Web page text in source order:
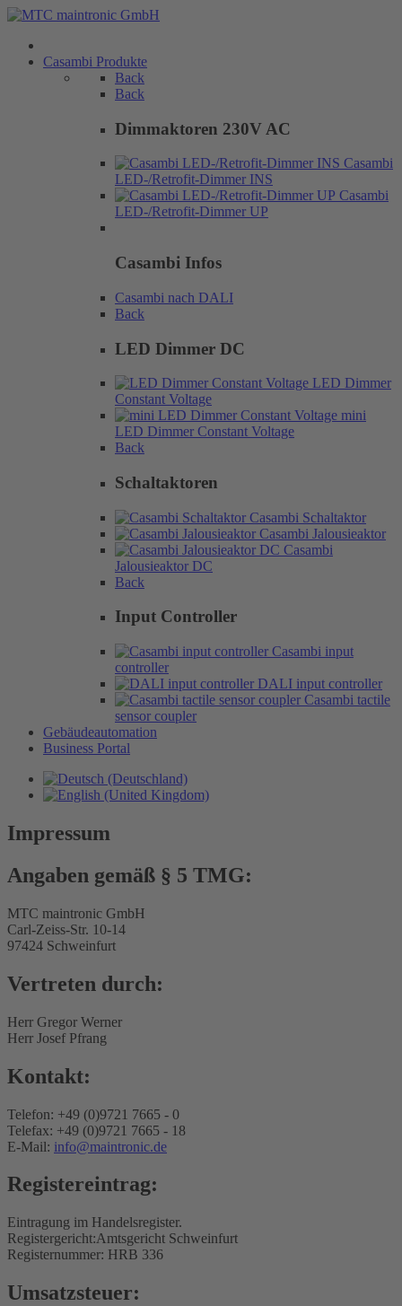
Casambi Produkte
Back
Back
Dimmaktoren 230V AC
Casambi
LED-/Retrofit-Dimmer INS
Casambi
LED-/Retrofit-Dimmer UP
Casambi Infos
Casambi nach DALI
Back
LED Dimmer DC
LED Dimmer
Constant Voltage
mini
LED Dimmer Constant Voltage
Back
Schaltaktoren
Casambi Schaltaktor
Casambi Jalousieaktor
Casambi
Jalousieaktor DC
Back
Input Controller
Casambi input
controller
DALI input controller
Casambi tactile
sensor coupler
Gebäudeautomation
Business Portal
Impressum
Angaben gemäß § 5 TMG:
MTC maintronic GmbH
Carl-Zeiss-Str. 10-14
97424 Schweinfurt
Vertreten durch:
Herr Gregor Werner
Herr Josef Pfrang
Kontakt:
Telefon: +49 (0)9721 7665 - 0
Telefax: +49 (0)9721 7665 - 18
E-Mail: info@maintronic.de
Registereintrag:
Eintragung im Handelsregister.
Registergericht:Amtsgericht Schweinfurt
Registernummer: HRB 336
Umsatzsteuer: